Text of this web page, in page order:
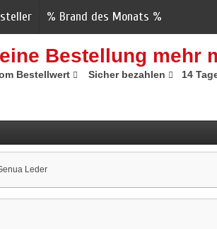
% Brand des Monats %
Bestellung mehr
Bestellwert Sicher bezahlen 14
Leder